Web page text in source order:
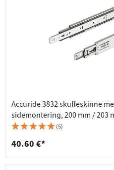
Accuride 3832 skuffeskinne
sidemontering, 200 mm / 203
(5)
40.60 €*